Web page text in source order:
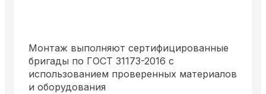
Монтаж выполняют сертифицированные
бригады по ГОСТ 31173-2016 с
использованием проверенных материалов
и оборудования